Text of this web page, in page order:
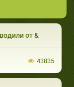
от &
43835